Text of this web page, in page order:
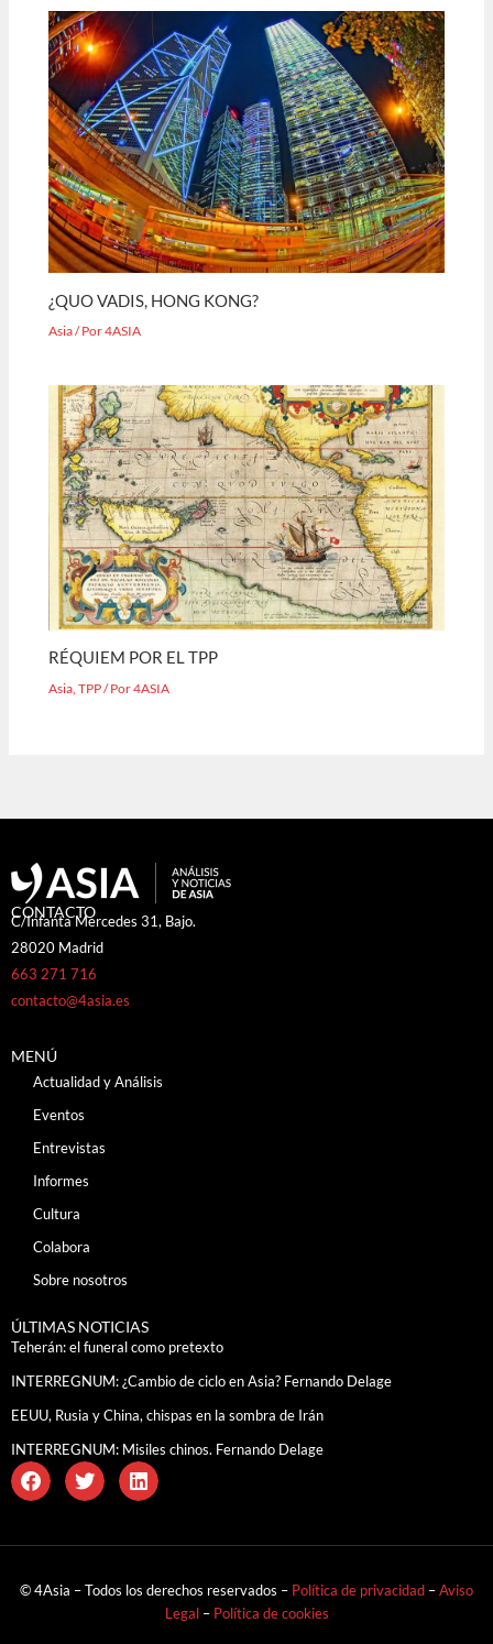
¿QUO VADIS, HONG KONG?
Asia/ Por4ASIA
RÉQUIEM POR EL TPP
Asia,TPP/ Por4ASIA
CONTACTO
C/Infanta Mercedes 31, Bajo.
28020 Madrid
663 271 716
contacto@4asia.es
MENÚ
Actualidad y Análisis
Eventos
Entrevistas
Informes
Cultura
Colabora
Sobre nosotros
ÚLTIMAS NOTICIAS
Teherán: el funeral como pretexto
INTERREGNUM: ¿Cambio de ciclo en Asia? Fernando Delage
EEUU, Rusia y China, chispas en la sombra de Irán
INTERREGNUM: Misiles chinos. Fernando Delage
© 4Asia – Todos los derechos reservados – Política de privacidad –Aviso
Legal – Política de cookies